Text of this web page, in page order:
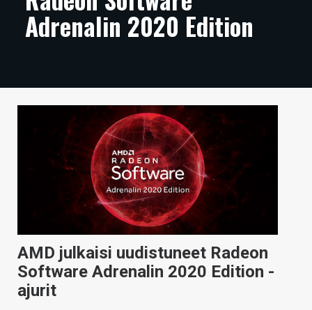
ARTIKKELIT
TIETOA
HINTA.FI
KAUPPA
HAKU
Adrenalin 2020 Edition
AMD julkaisi uudistuneet Radeon
Software Adrenalin 2020 Edition -
ajurit